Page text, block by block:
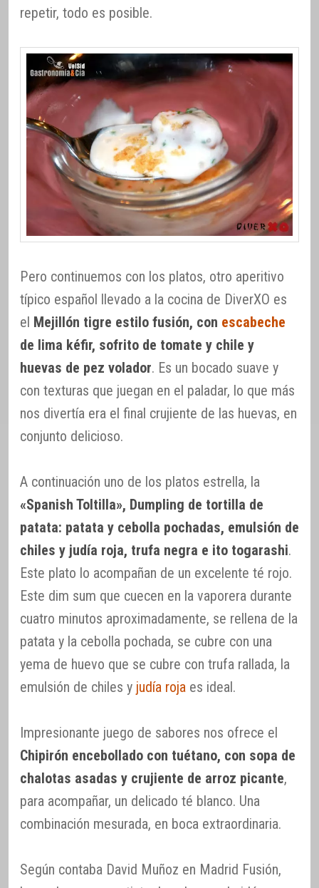
repetir, todo es posible.
Pero continuemos con los platos, otro aperitivo
típico español llevado a la cocina de DiverXO es
el Mejillón tigre estilo fusión, con escabeche
de lima kéfir, sofrito de tomate y chile y
huevas de pez volador. Es un bocado suave y
con texturas que juegan en el paladar, lo que más
nos divertía era el final crujiente de las huevas, en
conjunto delicioso.
A continuación uno de los platos estrella, la
«Spanish Toltilla», Dumpling de tortilla de
patata: patata y cebolla pochadas, emulsión de
chiles y judía roja, trufa negra e ito togarashi.
Este plato lo acompañan de un excelente té rojo.
Este dim sum que cuecen en la vaporera durante
cuatro minutos aproximadamente, se rellena de la
patata y la cebolla pochada, se cubre con una
yema de huevo que se cubre con trufa rallada, la
emulsión de chiles y judía roja es ideal.
Impresionante juego de sabores nos ofrece el
Chipirón encebollado con tuétano, con sopa de
chalotas asadas y crujiente de arroz picante,
para acompañar, un delicado té blanco. Una
combinación mesurada, en boca extraordinaria.
Según contaba David Muñoz en Madrid Fusión,